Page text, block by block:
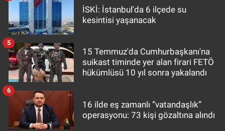
İSKİ: İstanbul'da 6 ilçede su
kesintisi yaşanacak
15 Temmuz'da Cumhurbaşkanı'na
suikast timinde yer alan firari FETÖ
hükümlüsü 10 yıl sonra yakalandı
5
16 ilde eş zamanlı “vatandaşlık”
operasyonu: 73 kişi gözaltına alındı
6